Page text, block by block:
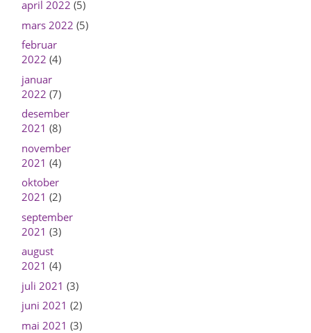
april 2022 (5)
mars 2022 (5)
februar
2022 (4)
januar
2022 (7)
desember
2021 (8)
november
2021 (4)
oktober
2021 (2)
september
2021 (3)
august
2021 (4)
juli 2021 (3)
juni 2021 (2)
mai 2021 (3)